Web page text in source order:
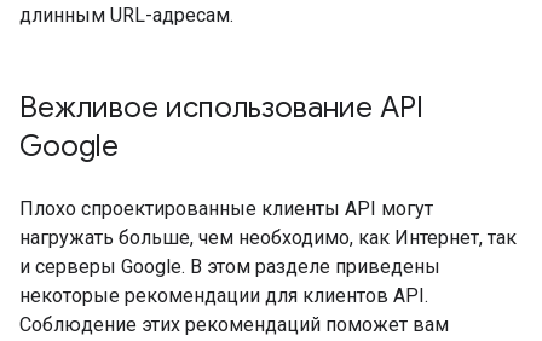
длинным URL-адресам.
Вежливое использование API
Google
Плохо спроектированные клиенты API могут
нагружать больше, чем необходимо, как Интернет, так
и серверы Google. В этом разделе приведены
некоторые рекомендации для клиентов API.
Соблюдение этих рекомендаций поможет вам